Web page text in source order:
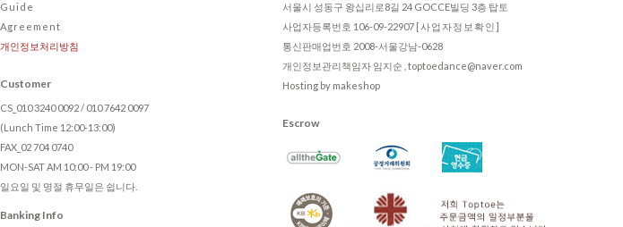
Guide
Agreement
개인정보처리방침
Customer
CS_010 3240 0092 / 010 7642 0097
(Lunch Time 12:00-13:00)
FAX_02 704 0740
MON-SAT AM 10:00 - PM 19:00
일요일 및 명절 휴무일은 쉽니다.
Banking Info
서울시 성동구 왕십리로8길 24 GOCCE빌딩 3층 탑토
사업자등록번호 106-09-22907 [사업자정보확인]
통신판매업번호 2008-서울강남-0628
개인정보관리책임자 임지순 , toptoedance@naver.com
Hosting by makeshop
Escrow